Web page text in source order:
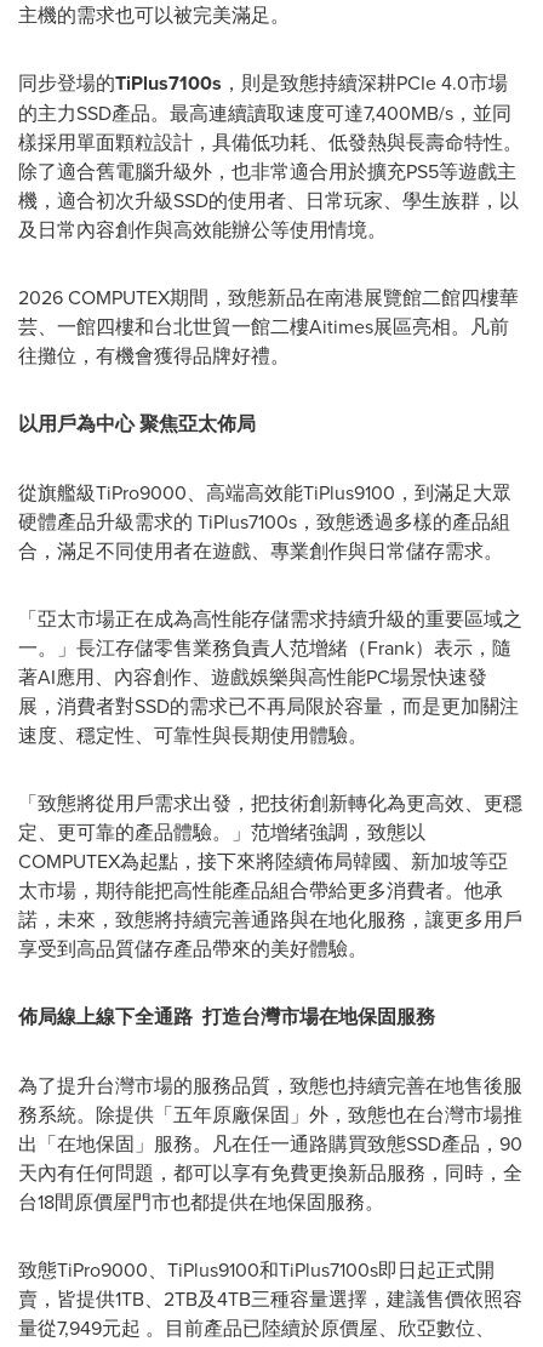
主機的需求也可以被完美滿足。
同步登場的TiPlus7100s ，則是致態持續深耕PCIe 4.0市場
的主力SSD產品。最高連續讀取速度可達7,400MB/s，並同
樣採用單面顆粒設計，具備低功耗、低發熱與長壽命特性。
除了適合舊電腦升級外，也非常適合用於擴充PS5等遊戲主
機，適合初次升級SSD的使用者、日常玩家、學生族群，以
及日常內容創作與高效能辦公等使用情境。
2026 COMPUTEX期間，致態新品在南港展覽館二館四樓華
芸、一館四樓和台北世貿一館二樓Aitimes展區亮相。凡前
往攤位，有機會獲得品牌好禮。
以用戶為中心 聚焦亞太佈局
從旗艦級TiPro9000、高端高效能TiPlus9100，到滿足大眾
硬體產品升級需求的 TiPlus7100s，致態透過多樣的產品組
合，滿足不同使用者在遊戲、專業創作與日常儲存需求。
「亞太市場正在成為高性能存儲需求持續升級的重要區域之
一。」長江存儲零售業務負責人范增緒（Frank）表示，隨
著AI應用、內容創作、遊戲娛樂與高性能PC場景快速發
展，消費者對SSD的需求已不再局限於容量，而是更加關注
速度、穩定性、可靠性與長期使用體驗。
「致態將從用戶需求出發，把技術創新轉化為更高效、更穩
定、更可靠的產品體驗。」范增绪強調，致態以
COMPUTEX為起點，接下來將陸續佈局韓國、新加坡等亞
太市場，期待能把高性能產品組合帶給更多消費者。他承
諾，未來，致態將持續完善通路與在地化服務，讓更多用戶
享受到高品質儲存產品帶來的美好體驗。
佈局線上線下全通路 打造台灣市場在地保固服務
為了提升台灣市場的服務品質，致態也持續完善在地售後服
務系統。除提供「五年原廠保固」外，致態也在台灣市場推
出「在地保固」服務。凡在任一通路購買致態SSD產品，90
天內有任何問題，都可以享有免費更換新品服務，同時，全
台18間原價屋門市也都提供在地保固服務。
致態TiPro9000、TiPlus9100和TiPlus7100s即日起正式開
賣，皆提供1TB、2TB及4TB三種容量選擇，建議售價依照容
量從7,949元起 。目前產品已陸續於原價屋、欣亞數位、